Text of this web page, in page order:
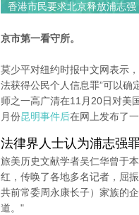
香港市民要求北京释放浦志强
京市第一看守所。
莫少平对纽约时报中文网表示
法获得公民个人信息罪”可以确
师之一高广清在11月20日对美
月份昆明事件后在网上发布了
法律界人士认为浦志强
旅美历史文献学者吴仁华曾于
红，传唤了各地多名记者，屈
共前常委周永康长子）家族的
道。"